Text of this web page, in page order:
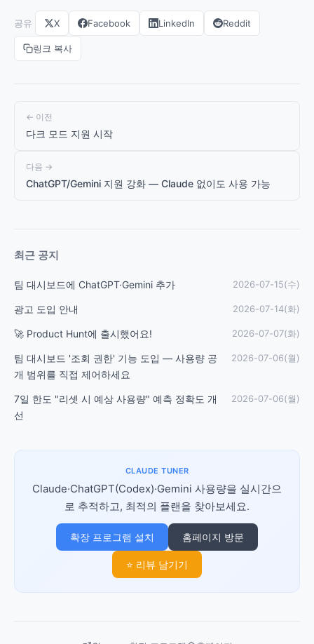
공유 X Facebook LinkedIn Reddit
링크 복사
← 이전
다크 모드 지원 시작
다음 →
ChatGPT/Gemini 지원 강화 — Claude 없이도 사용 가능
최근 공지
팀 대시보드에 ChatGPT·Gemini 추가 2026-07-15(수)
광고 도입 안내 2026-07-14(화)
🚀 Product Hunt에 출시했어요! 2026-07-07(화)
팀 대시보드 '조회 권한' 기능 도입 — 사용량 공
개 범위를 직접 제어하세요
2026-07-06(월)
7일 한도 "리셋 시 예상 사용량" 예측 정확도 개
선
2026-07-06(월)
CLAUDE TUNER
Claude·ChatGPT(Codex)·Gemini 사용량을 실시간으
로 추적하고, 최적의 플랜을 찾아보세요.
확장 프로그램 설치 홈페이지 방문
⭐ 리뷰 남기기